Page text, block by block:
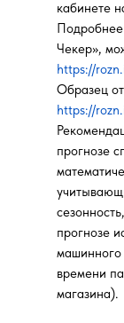
кабинете
Подробнее
Чекер»,
https://
Образец
https://
прогнозе
прогнозе
машинного
времени
магазина).